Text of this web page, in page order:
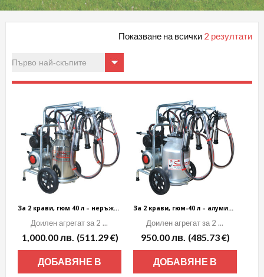
Показване на всички 2 резултати
За 2 крави, гюм 40 л – неръждавейка
Доилен агрегат за 2 ...
1,000.00лв. (511.29 €)
ДОБАВЯНЕ В
За 2 крави, гюм-40 л – алуминиев
Доилен агрегат за 2 ...
950.00лв. (485.73 €)
ДОБАВЯНЕ В